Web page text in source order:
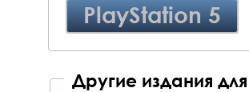
PlayStation 5
Другие издания